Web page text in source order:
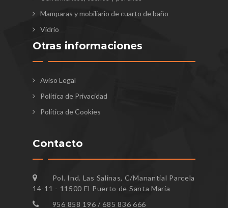
Mamparas y mobiliario de cuarto de baño
Vidrio
Otras informaciones
Aviso Legal
Política de Privacidad
Política de Cookies
Contacto
Pol. Ind. Las Salinas, C/Manantial Parcela
14-11 - 11500 El Puerto de Santa María
956 858 196 / 685 836 666